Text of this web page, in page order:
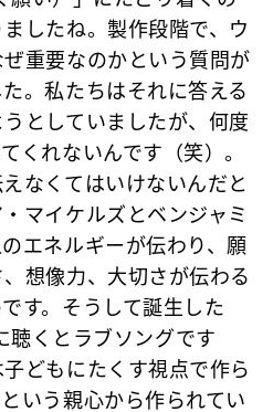
したね。製作段階で、ウ
重要なのかという質問が
。私たちはそれに答える
としていましたが、何度
くれないんです（笑）。
なくてはいけないんだと
マイケルズとベンジャミ
エネルギーが伝わり、願
想像力、大切さが伝わる
す。そうして誕生した
聴くとラブソングです
どもにたくす視点で作ら
いう親心から作られてい